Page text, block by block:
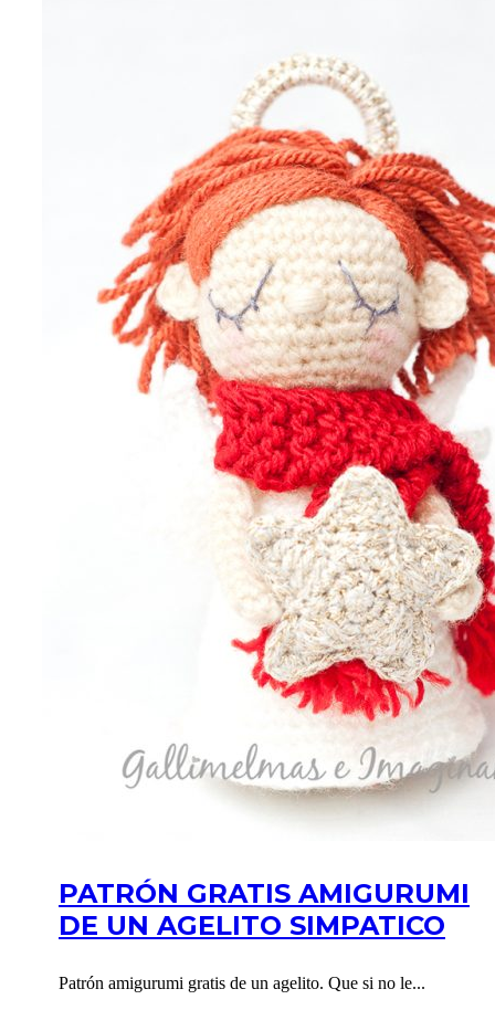
PATRÓN GRATIS AMIGURUMI
DE UN AGELITO SIMPATICO
Patrón amigurumi gratis de un agelito. Que si no le...